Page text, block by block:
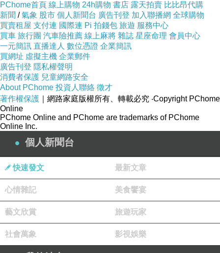
PChome首頁 線上購物 24h購物 書店 露天拍賣 比比昂代購
新聞 /氣象 股市 個人新聞台 廣告刊登 加入聯播網 全球購物
買賣租屋 支付連 國際連 Pi 拍錢包 旅遊 服務中心
買車 旅行團 汽車險推薦 線上麻將 雜誌 星座命理 會員中心
一元簡訊 直播達人 數位憑證 企業簡訊
買網址 虛擬主機 企業郵件
廣告刊登 隱私權聲明
消費者保護 兒童網路安全
About PChome 投資人聯絡 徵才
著作權保護 ｜網路家庭版權所有、轉載必究 ‧Copyright PChome
Online
PChome Online and PChome are trademarks of PChome
Online Inc.
個人新聞台
快速發文 最新文章
心情雜記 美食饗宴
藝文欣賞 旅遊玩家
社會萬象 影視娛樂